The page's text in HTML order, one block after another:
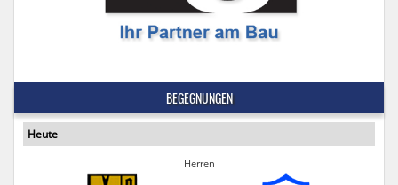
BEGEGNUNGEN
Heute
Herren